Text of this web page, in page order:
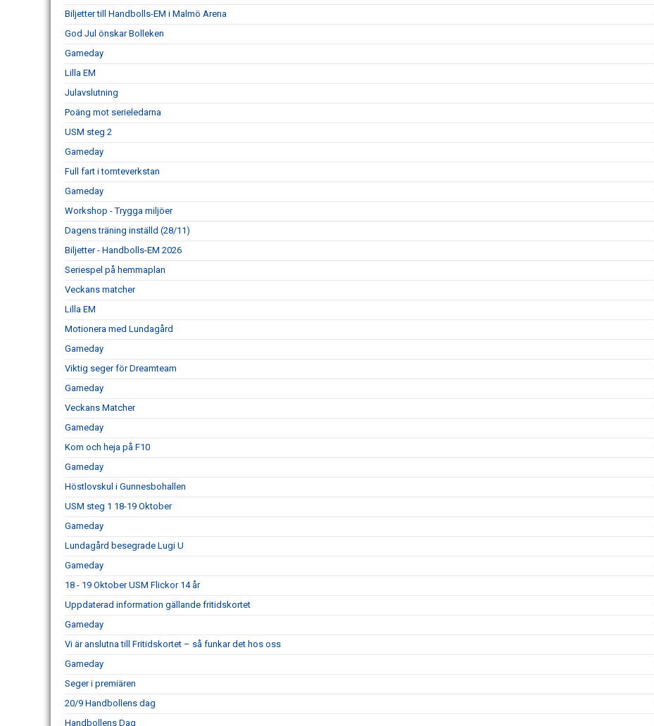
Biljetter till Handbolls-EM i Malmö Arena
God Jul önskar Bolleken
Gameday
Lilla EM
Julavslutning
Poäng mot serieledarna
USM steg 2
Gameday
Full fart i tomteverkstan
Gameday
Workshop - Trygga miljöer
Dagens träning inställd (28/11)
Biljetter - Handbolls-EM 2026
Seriespel på hemmaplan
Veckans matcher
Lilla EM
Motionera med Lundagård
Gameday
Viktig seger för Dreamteam
Gameday
Veckans Matcher
Gameday
Kom och heja på F10
Gameday
Höstlovskul i Gunnesbohallen
USM steg 1 18-19 Oktober
Gameday
Lundagård besegrade Lugi U
Gameday
18 - 19 Oktober USM Flickor 14 år
Uppdaterad information gällande fritidskortet
Gameday
Vi är anslutna till Fritidskortet – så funkar det hos oss
Gameday
Seger i premiären
20/9 Handbollens dag
Handbollens Dag